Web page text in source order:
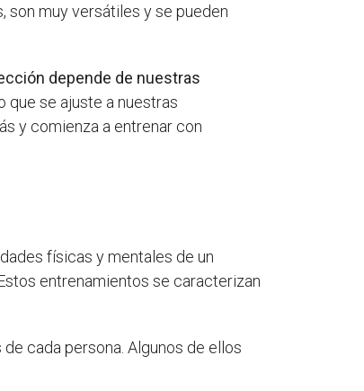
son muy versátiles y se pueden
depende de nuestras
que se ajuste a nuestras
y comienza a entrenar con
físicas y mentales de un
entrenamientos se caracterizan
cada persona. Algunos de ellos